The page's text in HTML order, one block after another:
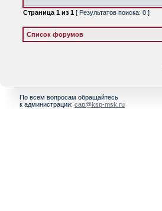
Страница 1 из 1 [ Результатов поиска: 0 ]
Список форумов
По всем вопросам обращайтесь
к администрации: cap@ksp-msk.ru